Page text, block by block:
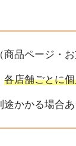
（商品ページ・
各店舗ごとに
かかる場合あ